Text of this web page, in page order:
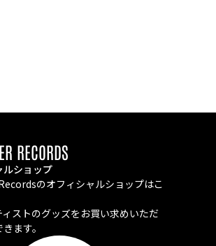
RECORDS
ルショップ
のオフィシャルショップはこ
ストのグッズをお買い求めいただ
ます。